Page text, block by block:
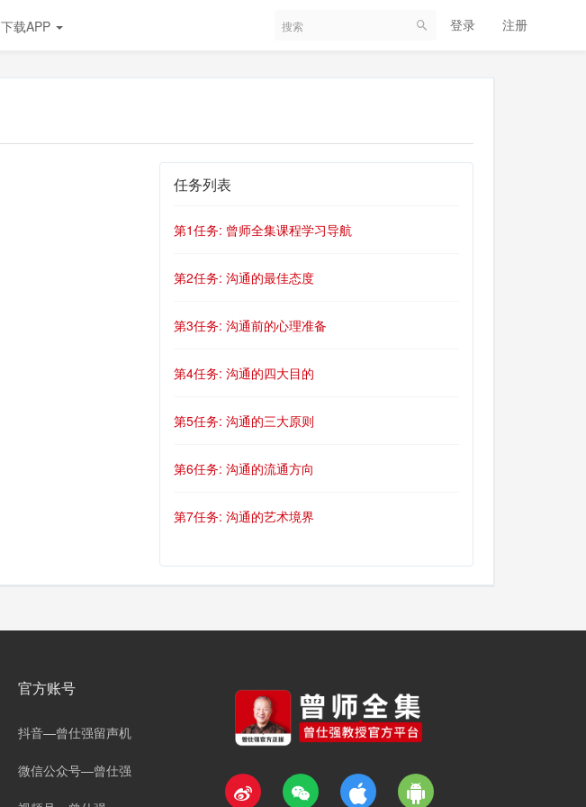
下载APP 登录 注册
任务列表
第1任务: 曾师全集课程学习导航
第2任务: 沟通的最佳态度
第3任务: 沟通前的心理准备
第4任务: 沟通的四大目的
第5任务: 沟通的三大原则
第6任务: 沟通的流通方向
第7任务: 沟通的艺术境界
官方账号
抖音—曾仕强留声机
微信公众号—曾仕强